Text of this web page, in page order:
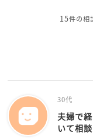
15件の相
30代
夫婦で
いて相